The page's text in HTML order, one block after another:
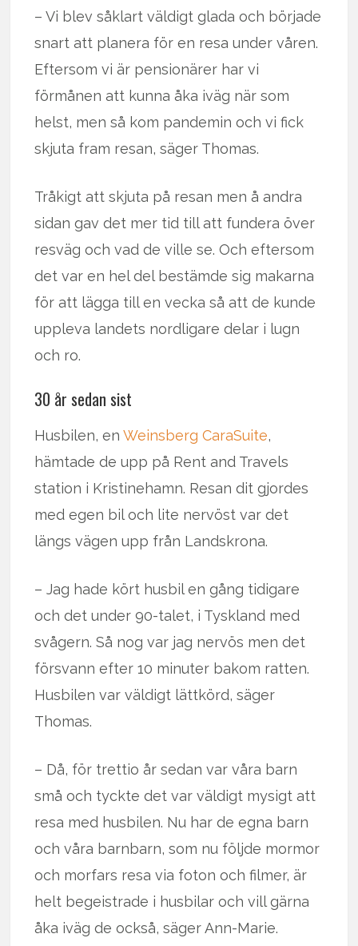
– Vi blev såklart väldigt glada och började
snart att planera för en resa under våren.
Eftersom vi är pensionärer har vi
förmånen att kunna åka iväg när som
helst, men så kom pandemin och vi fick
skjuta fram resan, säger Thomas.
Tråkigt att skjuta på resan men å andra
sidan gav det mer tid till att fundera över
resväg och vad de ville se. Och eftersom
det var en hel del bestämde sig makarna
för att lägga till en vecka så att de kunde
uppleva landets nordligare delar i lugn
och ro.
30 år sedan sist
Husbilen, enWeinsberg CaraSuite,
hämtade de upp på Rent and Travels
station i Kristinehamn. Resan dit gjordes
med egen bil och lite nervöst var det
längs vägen upp från Landskrona.
– Jag hade kört husbil en gång tidigare
och det under 90-talet, i Tyskland med
svågern. Så nog var jag nervös men det
försvann efter 10 minuter bakom ratten.
Husbilen var väldigt lättkörd, säger
Thomas.
– Då, för trettio år sedan var våra barn
små och tyckte det var väldigt mysigt att
resa med husbilen. Nu har de egna barn
och våra barnbarn, som nu följde mormor
och morfars resa via foton och filmer, är
helt begeistrade i husbilar och vill gärna
åka iväg de också, säger Ann-Marie.